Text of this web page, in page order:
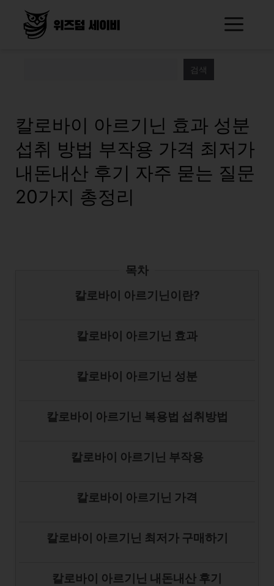
검색
칼로바이 아르기닌 효과 성분
섭취 방법 부작용 가격 최저가
내돈내산 후기 자주 묻는 질문
20가지 총정리
목차
칼로바이 아르기닌이란?
칼로바이 아르기닌 효과
칼로바이 아르기닌 성분
칼로바이 아르기닌 복용법 섭취방법
칼로바이 아르기닌 부작용
칼로바이 아르기닌 가격
칼로바이 아르기닌 최저가 구매하기
칼로바이 아르기닌 내돈내산 후기